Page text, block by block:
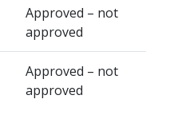
Approved – not
approved
Approved – not
approved